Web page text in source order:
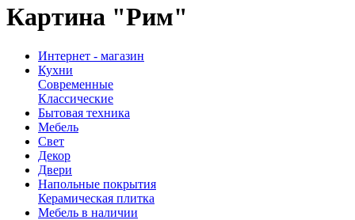
Картина "Рим"
Интернет - магазин
Кухни
Современные
Классические
Бытовая техника
Мебель
Свет
Декор
Двери
Напольные покрытия
Керамическая плитка
Мебель в наличии